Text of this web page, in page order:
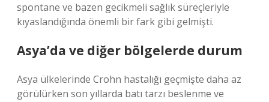
spontane ve bazen gecikmeli sağlık süreçleriyle
kıyaslandığında önemli bir fark gibi gelmişti.
Asya’da ve diğer bölgelerde durum
Asya ülkelerinde Crohn hastalığı geçmişte daha az
görülürken son yıllarda batı tarzı beslenme ve